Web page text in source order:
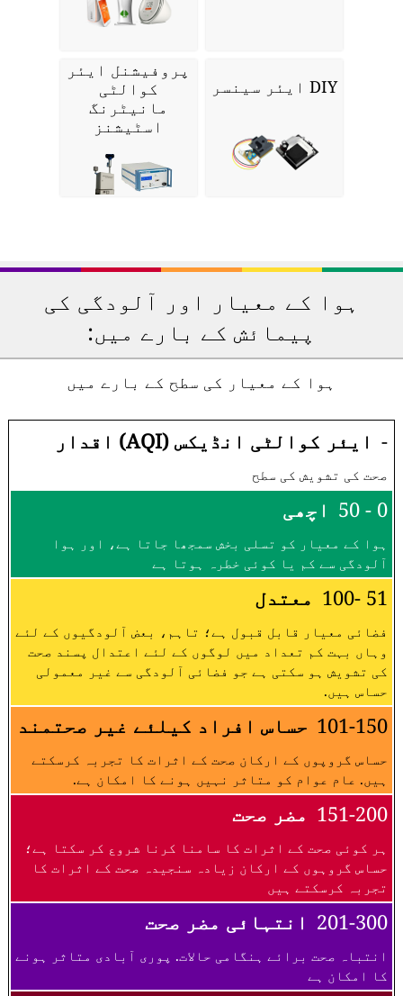
DIY ایئر سینسر
پروفیشنل ایئر
کوالٹی
مانیٹرنگ
اسٹیشنز
ہوا کے معیار اور آلودگی کی
پیمائش کے بارے میں:
ہوا کے معیار کی سطح کے بارے میں
- ایئر کوالٹی انڈیکس (AQI) اقدار
صحت کی تشویش کی سطح
0 - 50 اچھی
ہوا کے معیار کو تسلی بخش سمجھا جاتا ہے، اور ہوا
آلودگی سے کم یا کوئی خطرہ ہوتا ہے
51 -100 معتدل
فضائی معیار قابل قبول ہے؛ تاہم، بعض آلودگیوں کے لئے
وہاں بہت کم تعداد میں لوگوں کے لئے اعتدال پسند صحت
کی تشویش ہو سکتی ہے جو فضائی آلودگی سے غیر معمولی
حساس ہیں.
101-150 حساس افراد کیلئے غیر صحتمند
حساس گروپوں کے ارکان صحت کے اثرات کا تجربہ کرسکتے
ہیں. عام عوام کو متاثر نہیں ہونے کا امکان ہے.
151-200 مضر صحت
ہر کوئی صحت کے اثرات کا سامنا کرنا شروع کر سکتا ہے؛
حساس گروہوں کے ارکان زیادہ سنجیدہ صحت کے اثرات کا
تجربہ کرسکتے ہیں
201-300 انتہائی مضر صحت
انتباہ صحت برائے ہنگامی حالات. پوری آبادی متاثر ہونے
کا امکان ہے